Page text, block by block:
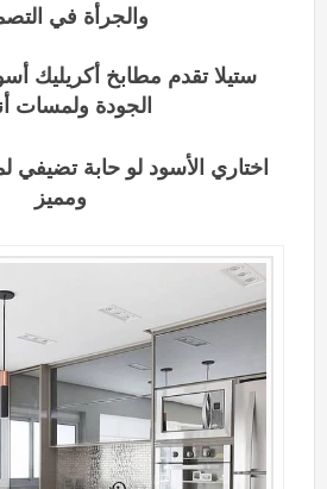
والجرأة في
ستيلا تقدم مطابخ أكريليك
الجودة ولمسات
اختاري الأسود لو حابة
ومميز